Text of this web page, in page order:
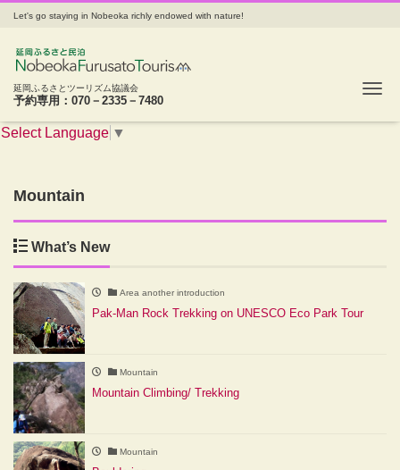
Let's go staying in Nobeoka richly endowed with nature!
延岡ふるさとツーリズム協議会
予約専用：070－2335－7480
Select Language ▼
Mountain
What’s New
Area another introduction
Pak-Man Rock Trekking on UNESCO Eco Park Tour
Mountain
Mountain Climbing/ Trekking
Mountain